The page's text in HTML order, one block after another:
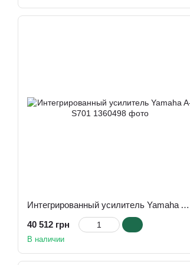
Интегрированный усилитель Yamaha A-S701
40 512 грн
В наличии